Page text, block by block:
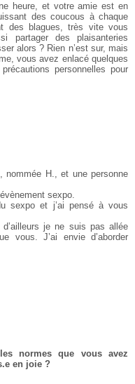
heure, et votre amie est en
des coucous à chaque
des blagues, très vite vous
partager des plaisanteries
alors ? Rien n’est sur, mais
vous avez enlacé quelques
personnelles pour
H., et une personne
sexpo.
sexpo et j’ai pensé à vous
je ne suis pas allée
vous. J’ai envie d’aborder
normes que vous avez
en joie ?